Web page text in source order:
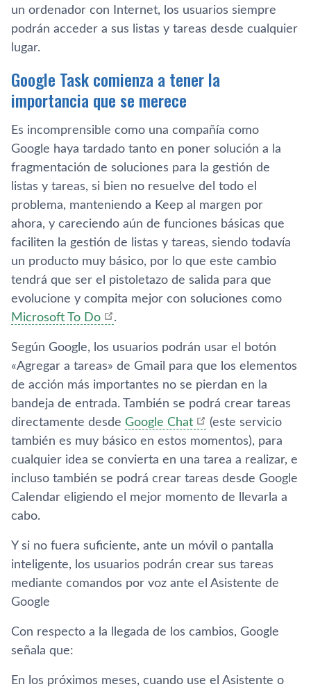
un ordenador con Internet, los usuarios siempre
podrán acceder a sus listas y tareas desde cualquier
lugar.
Google Task comienza a tener la
importancia que se merece
Es incomprensible como una compañía como
Google haya tardado tanto en poner solución a la
fragmentación de soluciones para la gestión de
listas y tareas, si bien no resuelve del todo el
problema, manteniendo a Keep al margen por
ahora, y careciendo aún de funciones básicas que
faciliten la gestión de listas y tareas, siendo todavía
un producto muy básico, por lo que este cambio
tendrá que ser el pistoletazo de salida para que
evolucione y compita mejor con soluciones como
Microsoft To Do
.
Según Google, los usuarios podrán usar el botón
«Agregar a tareas» de Gmail para que los elementos
de acción más importantes no se pierdan en la
bandeja de entrada. También se podrá crear tareas
directamente desde Google Chat
(este servicio
también es muy básico en estos momentos), para
cualquier idea se convierta en una tarea a realizar, e
incluso también se podrá crear tareas desde Google
Calendar eligiendo el mejor momento de llevarla a
cabo.
Y si no fuera suficiente, ante un móvil o pantalla
inteligente, los usuarios podrán crear sus tareas
mediante comandos por voz ante el Asistente de
Google
Con respecto a la llegada de los cambios, Google
señala que:
En los próximos meses, cuando use el Asistente o